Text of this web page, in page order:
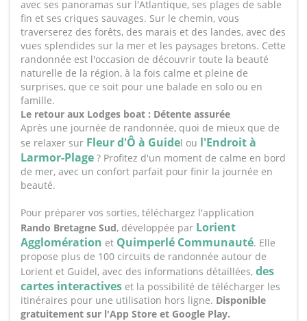
avec ses panoramas sur l'Atlantique, ses plages de sable
fin et ses criques sauvages. Sur le chemin, vous
traverserez des forêts, des marais et des landes, avec des
vues splendides sur la mer et les paysages bretons. Cette
randonnée est l'occasion de découvrir toute la beauté
naturelle de la région, à la fois calme et pleine de
surprises, que ce soit pour une balade en solo ou en
famille.
Le retour aux Lodges boat : Détente assurée
Après une journée de randonnée, quoi de mieux que de
se relaxer sur Fleur d'Ô à Guidel ou l'Endroit à
Larmor-Plage ? Profitez d'un moment de calme en bord
de mer, avec un confort parfait pour finir la journée en
beauté.
Pour préparer vos sorties, téléchargez l'application
Rando Bretagne Sud, développée par Lorient
Agglomération et Quimperlé Communauté. Elle
propose plus de 100 circuits de randonnée autour de
Lorient et Guidel, avec des informations détaillées, des
cartes interactives et la possibilité de télécharger les
itinéraires pour une utilisation hors ligne. Disponible
gratuitement sur l'App Store et Google Play.